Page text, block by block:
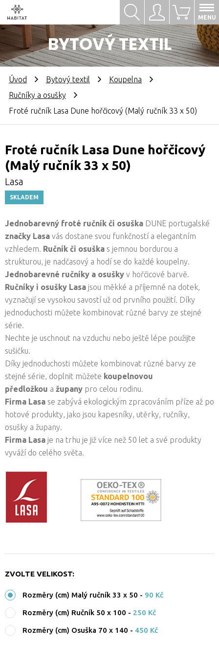
Přihlásit se
BYTOVÝ TEXTIL
0
MENU
Hledat
Úvod Bytový textil
Koupelna
Ručníky a osušky
Froté ručník Lasa Dune hořčicový (Malý ručník 33 x 50)
Froté ručník Lasa Dune hořčicový
(Malý ručník 33 x 50)
Lasa
SKLADEM
Jednobarevný froté ručník či osuška DUNE portugalské
značky Lasa vás dostane svou funkčností a elegantním
vzhledem. Ručník či osuška s jemnou bordurou a
strukturou, je nadčasový a hodí se do každé koupelny.
Jednobarevné ručníky a osušky v hořčicové barvě.
Ručníky i osušky Lasa jsou měkké a příjemné na dotek,
vyznačují se vysokou savostí už od prvního použití. Díky
jednoduchosti můžete kombinovat různé barvy ze stejné
série.
Nechte je uschnout na vzduchu nebo ještě lépe použijte
sušičku.
Díky jednoduchosti můžete kombinovat různé barvy ze
stejné série, doplnit můžete koupelnovou
předložkou a župany pro celou rodinu.
Firma Lasa se zabývá ekologickým zpracováním příze až po
hotové produkty, jako jsou kapesníky, utěrky, ručníky,
osušky a župany.
Firma Lasa je na trhu je již více než 50 let a své produkty
vyváží do celého světa.
ZVOLTE VELIKOST:
Rozměry (cm) Malý ručník 33 x 50 - 90 Kč
Rozměry (cm) Ručník 50 x 100 - 250 Kč
Rozměry (cm) Osuška 70 x 140 - 450 Kč